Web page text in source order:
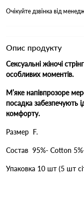
Очікуйте дзвінка від
Опис продукту
Сексуальні жіночі
особливих моментів.
М’яке напівпрозоре
посадка забезпечують
комфорту.
Размер F.
Состав 95%- Cotton
Упаковка 10 шт (5 шт